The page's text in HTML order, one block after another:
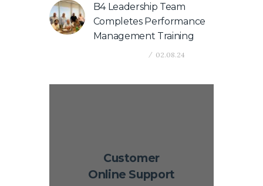
B4 Leadership Team
Completes Performance
Management Training
02.08.24
Customer
Online Support